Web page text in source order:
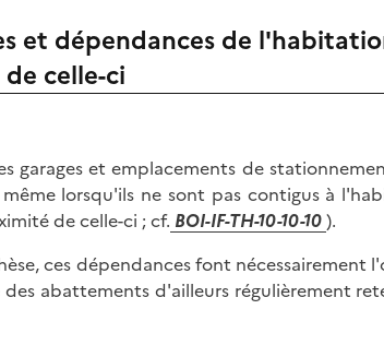
et dépendances de
celle-ci
garages et emplacements de
lorsqu'ils ne sont pas contigus à
de celle-ci ; cf. BOI-IF-TH-10-10-10).
ces dépendances font
abattements d'ailleurs régulièrement